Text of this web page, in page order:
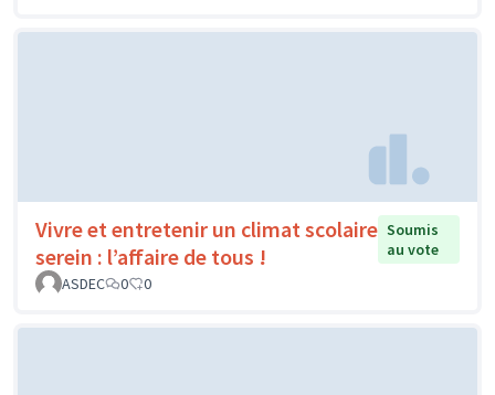
Vivre et entretenir un climat scolaire
serein : l’affaire de tous !
Soumis
au vote
ASDEC
0 0